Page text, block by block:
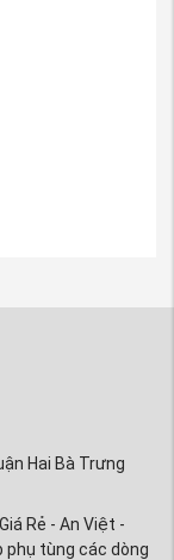
Hai Bà Trưng
Rẻ - An Việt -
phụ tùng các dòng